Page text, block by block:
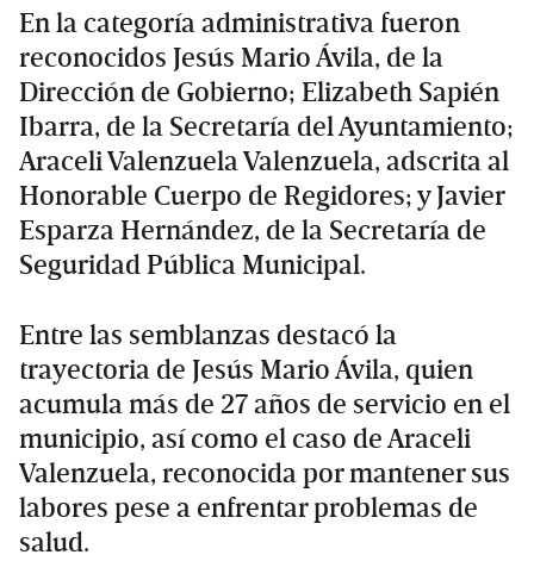
En la categoría administrativa fueron
reconocidos Jesús Mario Ávila, de la
Dirección de Gobierno; Elizabeth Sapién
Ibarra, de la Secretaría del Ayuntamiento;
Araceli Valenzuela Valenzuela, adscrita al
Honorable Cuerpo de Regidores; y Javier
Esparza Hernández, de la Secretaría de
Seguridad Pública Municipal.
Entre las semblanzas destacó la
trayectoria de Jesús Mario Ávila, quien
acumula más de 27 años de servicio en el
municipio, así como el caso de Araceli
Valenzuela, reconocida por mantener sus
labores pese a enfrentar problemas de
salud.